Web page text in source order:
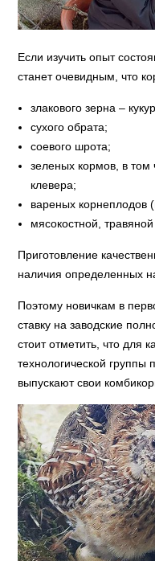
Если изучить опыт
станет очевидным, что
злакового зерна –
сухого обрата;
соевого шрота;
зеленых кормов, в том
клевера;
вареных корнеплодов
мясокостной,
Приготовление
наличия определенных
Поэтому новичкам в
ставку на заводские
стоит отметить, что для
технологической
выпускают свои